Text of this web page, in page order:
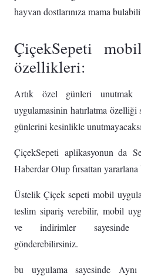
hayvan dostlarınıza mama
ÇiçekSepeti
özellikleri:
Artık özel günleri
uygulamasinin hatırlatma
günlerini kesinlikle
ÇiçekSepeti aplikasyonun da
Haberdar Olup fırsattan
Üstelik Çiçek sepeti mobil
teslim sipariş verebilir, mobil
ve indirimler sayesinde
gönderebilirsiniz.
bu uygulama sayesinde